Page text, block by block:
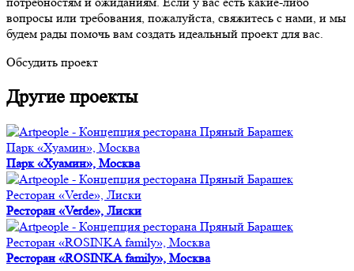
вопросы или требования, пожалуйста, свяжитесь с нами, и мы
будем рады помочь вам создать идеальный проект для вас.
Обсудить проект
Другие проекты
Парк «Хуамин», Москва
Парк «Хуамин», Москва
Ресторан «Verde», Лиски
Ресторан «Verde», Лиски
Ресторан «ROSINKA family», Москва
Ресторан «ROSINKA family», Москва